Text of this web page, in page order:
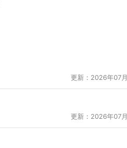
更新：2026年07
更新：2026年07